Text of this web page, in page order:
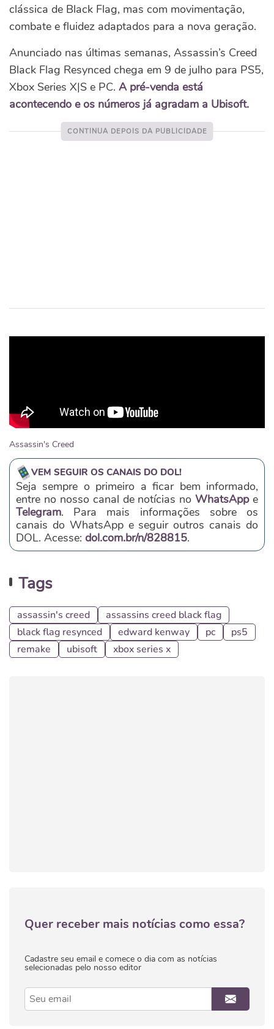
clássica de Black Flag, mas com movimentação,
combate e fluidez adaptados para a nova geração.
Anunciado nas últimas semanas, Assassin’s Creed
Black Flag Resynced chega em 9 de julho para PS5,
Xbox Series X|S e PC. A pré-venda está
acontecendo e os números já agradam a Ubisoft.
Assassin's Creed
VEM SEGUIR OS CANAIS DO DOL!
Seja sempre o primeiro a ficar bem informado,
entre no nosso canal de notícias noWhatsAppe
Telegram. Para mais informações sobre os
canais do WhatsApp e seguir outros canais do
DOL. Acesse: dol.com.br/n/828815.
Tags
assassin's creed
assassins creed black flag
black flag resynced
edward kenway pc
ps5
remake
ubisoft xbox series x
Quer receber mais notícias como essa?
Cadastre seu email e comece o dia com as notícias
selecionadas pelo nosso editor